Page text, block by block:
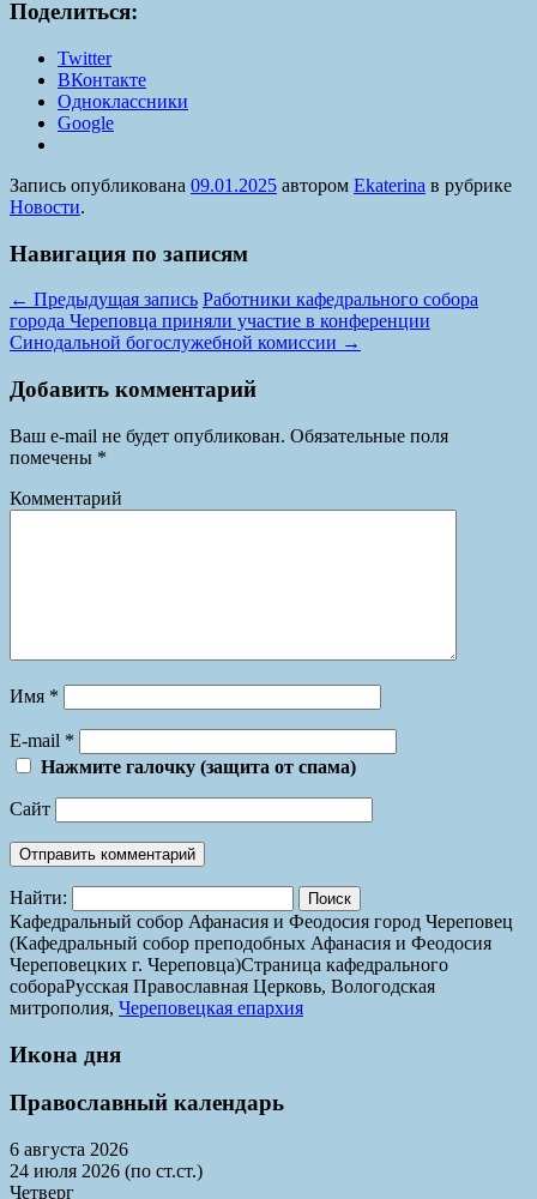
Поделиться:
Twitter
ВКонтакте
Одноклассники
Google
Запись опубликована 09.01.2025 автором Ekaterina в рубрике
Новости.
Навигация по записям
← Предыдущая запись Работники кафедрального собора
города Череповца приняли участие в конференции
Синодальной богослужебной комиссии →
Добавить комментарий
Ваш e-mail не будет опубликован. Обязательные поля
помечены *
Комментарий
Имя *
E-mail *
Нажмите галочку (защита от спама)
Сайт
Найти:
Кафедральный собор Афанасия и Феодосия город Череповец
(Кафедральный собор преподобных Афанасия и Феодосия
Череповецких г. Череповца)Страница кафедрального
собораРусская Православная Церковь, Вологодская
митрополия, Череповецкая епархия
Икона дня
Православный календарь
6 августа 2026
24 июля 2026 (по ст.ст.)
Четверг